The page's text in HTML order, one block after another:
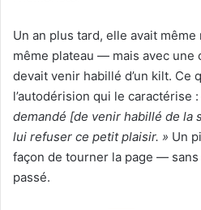
Un an plus tard, elle avait
même plateau — mais avec une
devait venir habillé d’un kilt. Ce
l’autodérision qui le caractérise :
demandé [de venir habillé de la
lui refuser ce petit plaisir. » Un
façon de tourner la page — sans
passé.